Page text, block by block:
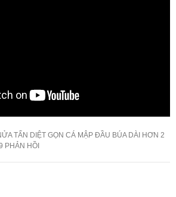
TẤN DIỆT GỌN CÁ MẬP ĐẦU BÚA DÀI HƠN 2
PHẢN HỒI